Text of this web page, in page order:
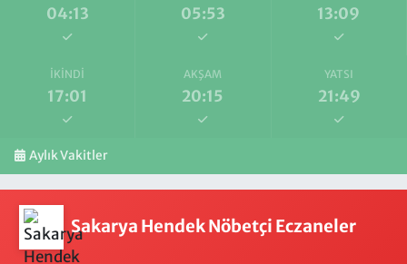
04:13 05:53 13:09
İKINDI
17:01
AKŞAM
20:15
YATSI
21:49
Aylık Vakitler
Sakarya Hendek Nöbetçi Eczaneler